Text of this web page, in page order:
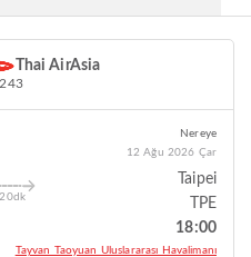
Thai AirAsia
Nereye
12 Ağu 2026 Çar
Taipei
TPE
18:00
Tayvan Taoyuan Uluslararası Havalimanı